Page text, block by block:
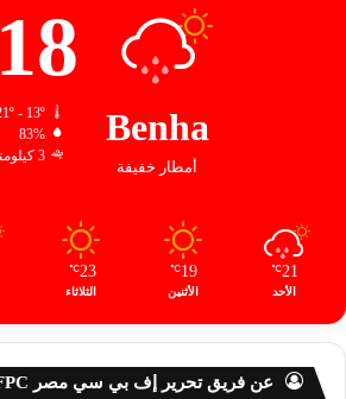
Benha
أمطار خفيفة
18
21º - 13º
83%
3 كيلومتر/ساعة
21
℃
الأحد
19
℃
الأثنين
23
℃
الثلاثاء
عن فريق تحرير إف بي سي مصر FPC